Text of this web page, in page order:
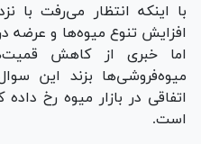
با اینکه انتظار می‌رفت
افزایش تنوع میوه‌ها و عرضه
اما خبری از کاهش
میوه‌فروشی‌‌ها بزند این
اتفاقی در بازار میوه رخ
است.